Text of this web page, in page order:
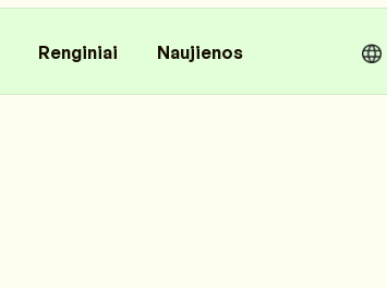
Renginiai Naujienos